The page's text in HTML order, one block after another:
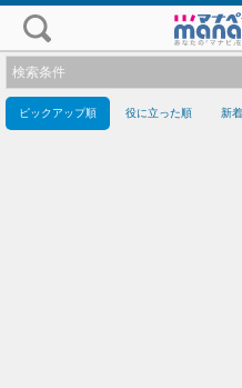
検索条件
ピックアップ順 役に立った順 新